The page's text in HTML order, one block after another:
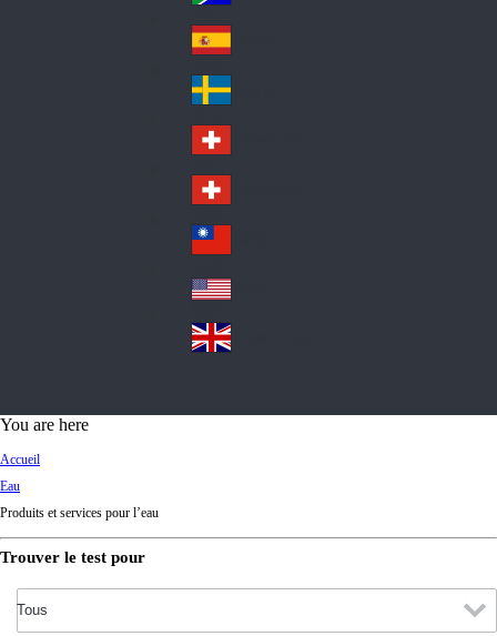
kia
So
uth
Af
ric
a
Sp
ain
Sw
ed
en
Sw
itz
erl
an
d
Sw
itz
erl
an
d
wa
n
A
d
You are here
Accueil
Eau
Produits et services pour l’eau
Trouver le test pour